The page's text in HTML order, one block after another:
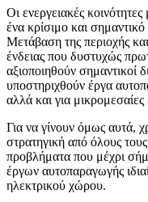
Οι ενεργειακές
ένα κρίσιμο και
Μετάβαση της περιοχής
ένδειας που δυστυχώς
αξιοποιηθούν σημαντικοί
υποστηριχθούν έργα
αλλά και για μικρομεσαίες
Για να γίνουν όμως αυτά,
στρατηγική από όλους
προβλήματα που μέχρι
έργων αυτοπαραγωγής
ηλεκτρικού χώρου.